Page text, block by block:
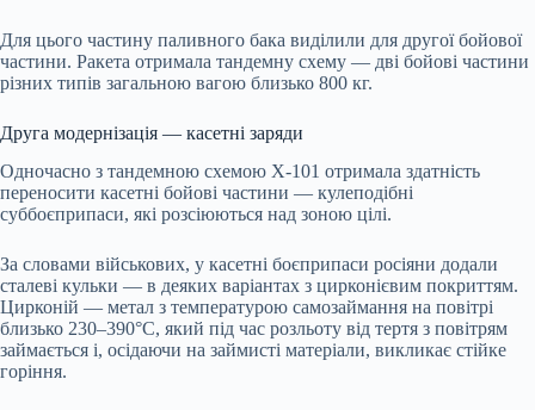
Для цього частину паливного бака виділили для другої бойової
частини. Ракета отримала тандемну схему — дві бойові частини
різних типів загальною вагою близько 800 кг.
Друга модернізація — касетні заряди
Одночасно з тандемною схемою Х-101 отримала здатність
переносити касетні бойові частини — кулеподібні
суббоєприпаси, які розсіюються над зоною цілі.
За словами військових, у касетні боєприпаси росіяни додали
сталеві кульки — в деяких варіантах з цирконієвим покриттям.
Цирконій — метал з температурою самозаймання на повітрі
близько 230–390°С, який під час розльоту від тертя з повітрям
займається і, осідаючи на займисті матеріали, викликає стійке
горіння.